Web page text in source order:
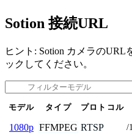
Sotion 接続URL
ヒント: Sotion カメラのURL
ックしてください。
モデル タイプ プロトコル
1080p FFMPEG RTSP /